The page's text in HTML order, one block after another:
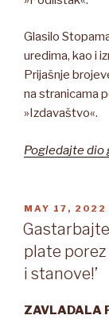
Glasilo
uredima, kao i
Prijašnje
na stranicama
»Izdavaštvo«.
Pogledajte dio
POSTED
ON
MAY 17, 2022
plate porez
i stanove!’
ZAVLADALA